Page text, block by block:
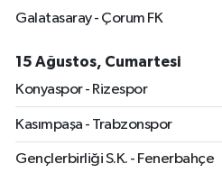
Galatasaray - Çorum FK
15 Ağustos, Cumartesi
Konyaspor - Rizespor
Kasımpaşa - Trabzonspor
Gençlerbirliği S.K. - Fenerbahçe